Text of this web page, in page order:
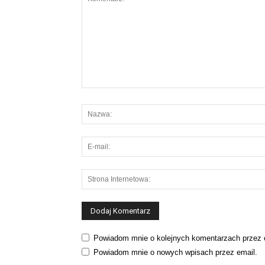
Powiadom mnie o kolejnych komentarzach przez
Powiadom mnie o nowych wpisach przez email.